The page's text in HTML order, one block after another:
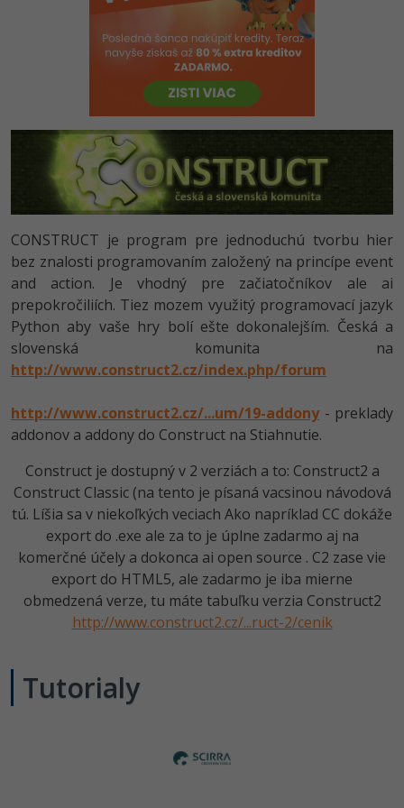
JavaScript -80%
C++ -80%
Swift -80%
Kotlin
Céčko -80%
VB.NET
Algoritmy -41%
Umelá inteligencia -10%
Pre deti
Viac
Fórum
Testovanie softvéru
CONSTRUCT je program pre jednoduchú tvorbu hier
bez znalosti programovaním založený na princípe event
and action. Je vhodný pre začiatočníkov ale ai
prepokročiliích. Tiez mozem využitý programovací jazyk
Python aby vaše hry bolí ešte dokonalejším. Česká a
slovenská komunita na
http://www.construct2.cz/index.php/forum
http://www.construct2.cz/...um/19-addony- preklady
addonov a addony do Construct na Stiahnutie.
Construct je dostupný v 2 verziách a to: Construct2 a
Construct Classic (na tento je písaná vacsinou návodová
tú. Líšia sa v niekoľkých veciach Ako napríklad CC dokáže
export do .exe ale za to je úplne zadarmo aj na
komerčné účely a dokonca ai open source . C2 zase vie
export do HTML5, ale zadarmo je iba mierne
obmedzená verze, tu máte tabuľku verzia Construct2
http://www.construct2.cz/...ruct-2/cenik
Tutorialy